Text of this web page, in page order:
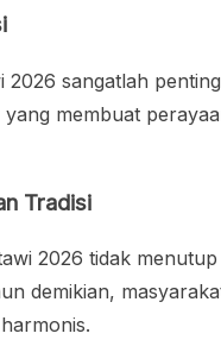
sangatlah
membuat
Tradisi
2026 tidak
demikian,